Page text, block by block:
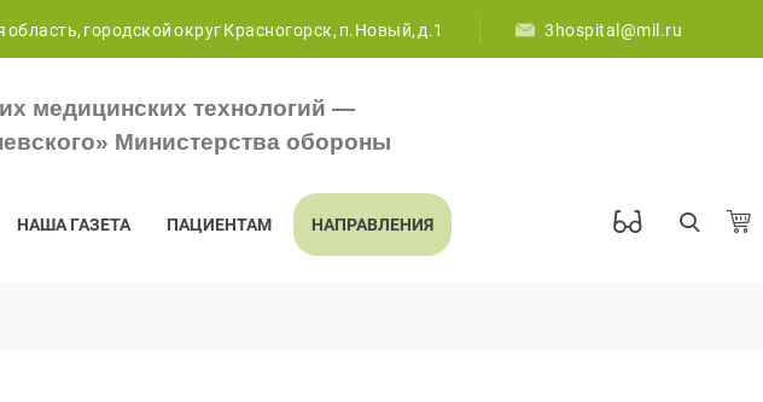
городской округ Красногорск, п.Новый, д.1 3hospital@mil.ru
медицинских технологий —
Министерства обороны
НАША ГАЗЕТА ПАЦИЕНТАМ НАПРАВЛЕНИЯ